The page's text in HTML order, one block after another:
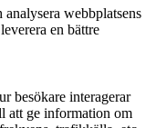
webbplatsens
en bättre
besökare interagerar
att ge information om